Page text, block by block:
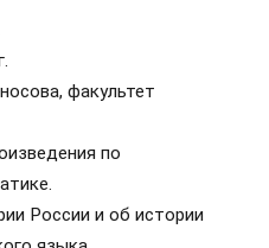
факультет
по
России и об истории